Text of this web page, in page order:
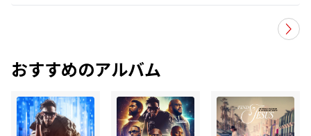
おすすめのアルバム